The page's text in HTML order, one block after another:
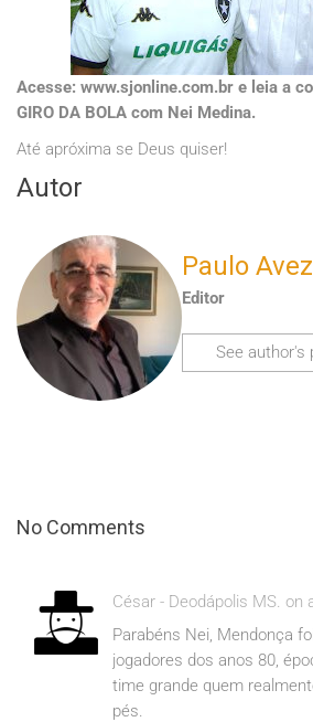
Acesse: www.sjonline.com.br e leia a
GIRO DA BOLA com Nei Medina.
Até apróxima se Deus quiser!
Autor
Paulo
Editor
See author's
No Comments
César - Deodápolis MS. on
Parabéns Nei, Mendonça
jogadores dos anos 80,
time grande quem
pés.